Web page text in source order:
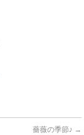
薔薇の季節♪ →